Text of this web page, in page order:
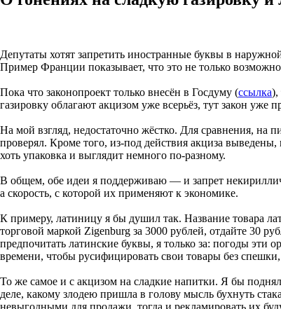
Депутаты хотят запретить иностранные буквы в
Пример Франции показывает, что это не только
Пока что законопроект только внесён в Госдуму (ссылка),
газировку облагают акцизом уже всерьёз, тут закон уже
На мой взгляд, недостаточно жёстко. Для сравнения, на
проверял. Кроме того, из-под действия акциза
хоть упаковка и выглядит немного по-разному.
В общем, обе идеи я поддерживаю — и запрет
а скорость, с которой их применяют к экономике.
К примеру, латиницу я бы душил так. Название товара
торговой маркой Zigenburg за 3000 рублей, отдайте 30
предпочитать латинские буквы, я только за: погоды
времени, чтобы русифицировать свои товары без спешки,
То же самое и с акцизом на сладкие напитки. Я бы
деле, какому злодею пришла в голову мысль бухнуть
невыгодными для продажи, тогда и рекламировать их